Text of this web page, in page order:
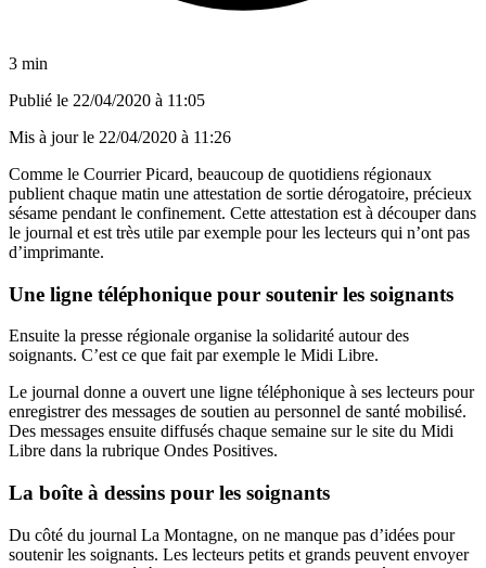
3 min
Publié le 22/04/2020 à 11:05
Mis à jour le 22/04/2020 à 11:26
Comme le Courrier Picard, beaucoup de quotidiens régionaux
publient chaque matin une attestation de sortie dérogatoire, précieux
sésame pendant le confinement. Cette attestation est à découper dans
le journal et est très utile par exemple pour les lecteurs qui n’ont pas
d’imprimante.
Une ligne téléphonique pour soutenir les soignants
Ensuite la presse régionale organise la solidarité autour des
soignants. C’est ce que fait par exemple le Midi Libre.
Le journal donne a ouvert une ligne téléphonique à ses lecteurs pour
enregistrer des messages de soutien au personnel de santé mobilisé.
Des messages ensuite diffusés chaque semaine sur le site du Midi
Libre dans la rubrique Ondes Positives.
La boîte à dessins pour les soignants
Du côté du journal La Montagne, on ne manque pas d’idées pour
soutenir les soignants. Les lecteurs petits et grands peuvent envoyer